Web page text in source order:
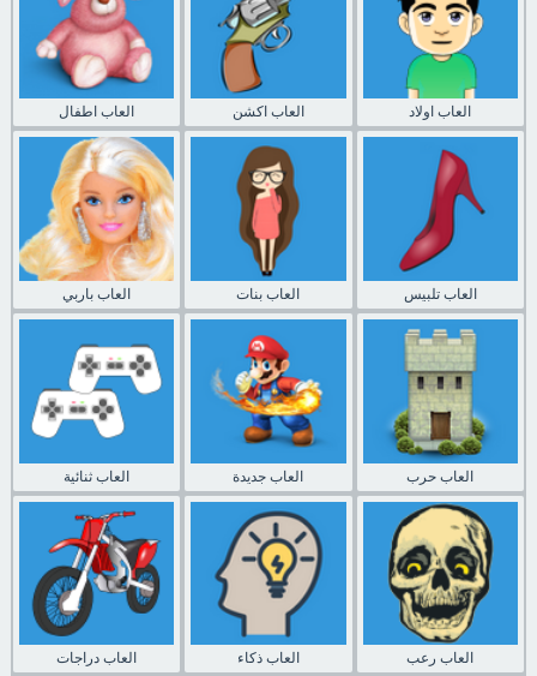
العاب اطفال العاب اكشن العاب اولاد
العاب باربي العاب بنات العاب تلبيس
العاب ثنائية العاب جديدة العاب حرب
العاب دراجات العاب ذكاء العاب رعب